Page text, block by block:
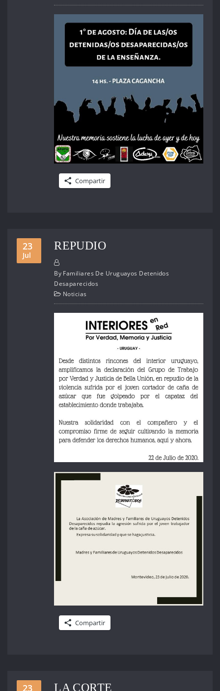
Compartir
23
Jul
REPUDIO
By Familiares De Uruguayos Detenidos
Desaparecidos
Noticias
Compartir
23 LA CORTE